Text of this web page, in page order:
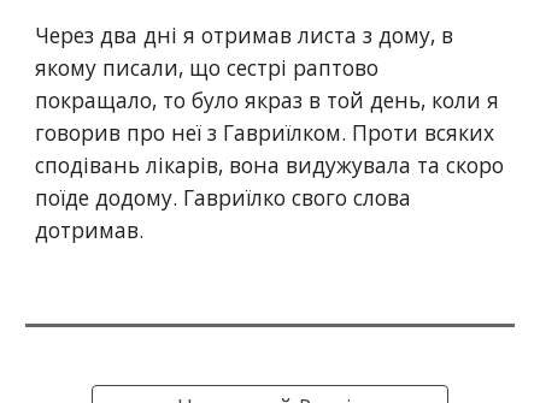
Через два дні я отримав листа з дому, в
якому писали, що сестрі раптово
покращало, то було якраз в той день, коли я
говорив про неї з Гавриїлком. Проти всяких
сподівань лікарів, вона видужувала та скоро
поїде додому. Гавриїлко свого слова
дотримав.